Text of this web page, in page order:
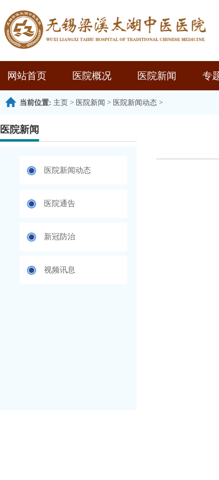
网站首页 医院概况 医院新闻 专
当前位置: 主页 > 医院新闻 > 医院新闻动态 >
医院新闻
医院新闻动态
医院通告
新冠防治
视频讯息